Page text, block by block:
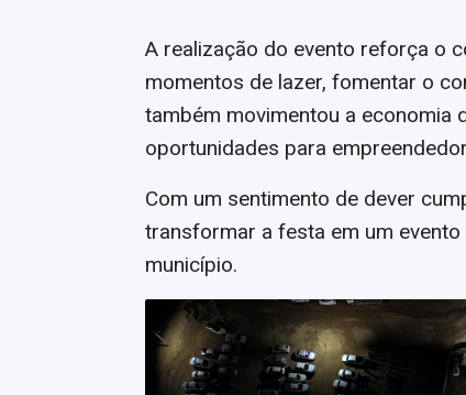
A realização do evento reforça o
momentos de lazer, fomentar o
também movimentou a economia
oportunidades para
Com um sentimento de dever
transformar a festa em um
município.